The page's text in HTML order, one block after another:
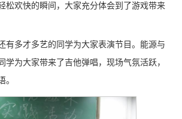
松欢快的瞬间，大家充分体会到了游戏带来
有多才多艺的同学为大家表演节目。能源与
学为大家带来了吉他弹唱，现场气氛活跃，
。